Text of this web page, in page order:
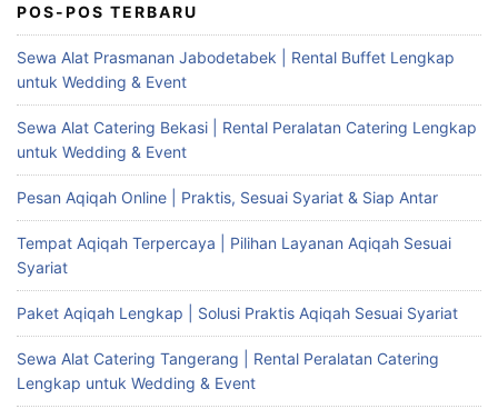
POS-POS TERBARU
Sewa Alat Prasmanan Jabodetabek | Rental Buffet Lengkap
untuk Wedding & Event
Sewa Alat Catering Bekasi | Rental Peralatan Catering Lengkap
untuk Wedding & Event
Pesan Aqiqah Online | Praktis, Sesuai Syariat & Siap Antar
Tempat Aqiqah Terpercaya | Pilihan Layanan Aqiqah Sesuai
Syariat
Paket Aqiqah Lengkap | Solusi Praktis Aqiqah Sesuai Syariat
Sewa Alat Catering Tangerang | Rental Peralatan Catering
Lengkap untuk Wedding & Event